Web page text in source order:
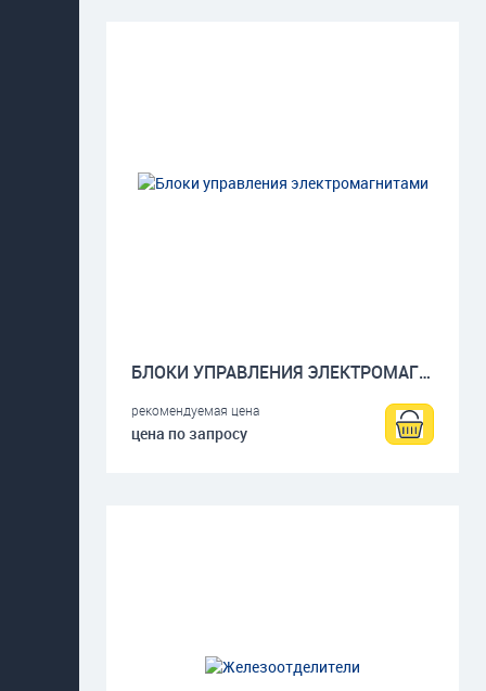
БЛОКИ УПРАВЛЕНИЯ ЭЛЕКТРОМАГНИТАМИ
рекомендуемая цена
цена по запросу